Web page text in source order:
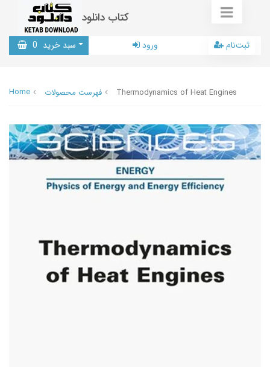
کتاب دانلود
سبد خرید 0 ورود ثبت‌نام
Home فهرست محصولات Thermodynamics of Heat Engines